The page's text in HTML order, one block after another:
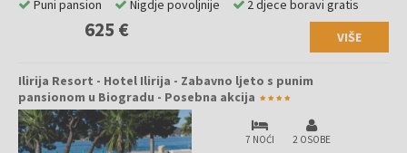
625 € VIŠE
Puni pansion Nigdje povoljnije 2 djece boravi gratis
Ilirija Resort - Hotel Ilirija - Zabavno ljeto s punim
pansionom u Biogradu - Posebna akcija
7 NOĆI 2 OSOBE